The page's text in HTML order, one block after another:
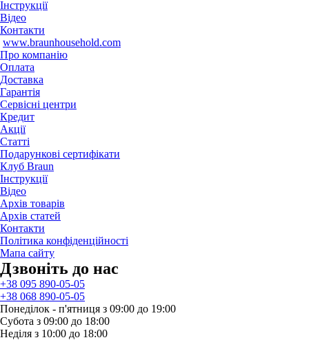
Iнструкції
Відео
Контакти
www.braunhousehold.com
Про компанію
Оплата
Доставка
Гарантія
Сервісні центри
Кредит
Акції
Статті
Подарункові сертифікати
Клуб Braun
Iнструкції
Відео
Архів товарів
Архів статей
Контакти
Політика конфіденційності
Мапа сайту
Дзвонiть до нас
+38 095 890-05-05
+38 068 890-05-05
Понеділок - п'ятниця з 09:00 до 19:00
Субота з 09:00 до 18:00
Неділя з 10:00 до 18:00